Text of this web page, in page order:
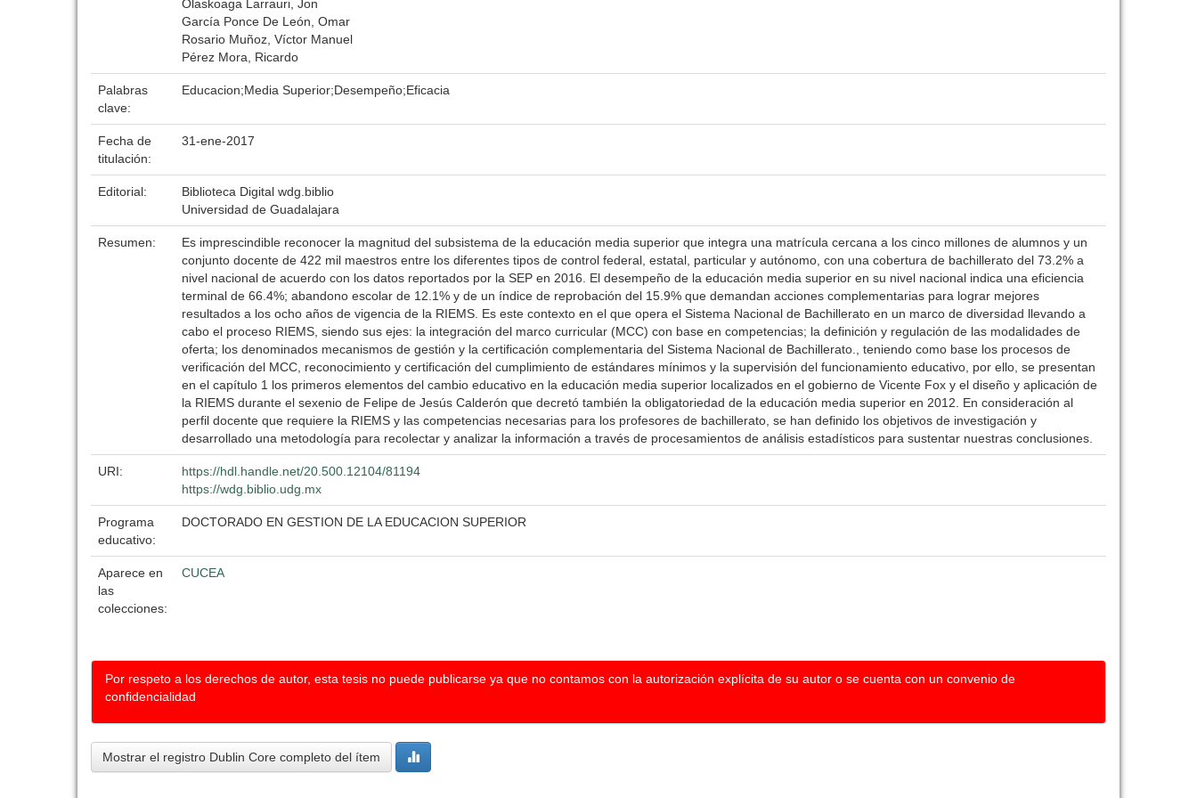
Olaskoaga Larrauri, Jon
García Ponce De León, Omar
Rosario Muñoz, Víctor Manuel
Pérez Mora, Ricardo
Palabras
clave:
Educacion;Media Superior;Desempeño;Eficacia
Fecha de
titulación:
31-ene-2017
Editorial:
Biblioteca Digital wdg.biblio
Universidad de Guadalajara
Resumen:
Es imprescindible reconocer la magnitud del subsistema de la educación media superior que integra una matrícula cercana a los cinco millones de alumnos y un
conjunto docente de 422 mil maestros entre los diferentes tipos de control federal, estatal, particular y autónomo, con una cobertura de bachillerato del 73.2% a
nivel nacional de acuerdo con los datos reportados por la SEP en 2016. El desempeño de la educación media superior en su nivel nacional indica una eficiencia
terminal de 66.4%; abandono escolar de 12.1% y de un índice de reprobación del 15.9% que demandan acciones complementarias para lograr mejores
resultados a los ocho años de vigencia de la RIEMS. Es este contexto en el que opera el Sistema Nacional de Bachillerato en un marco de diversidad llevando a
cabo el proceso RIEMS, siendo sus ejes: la integración del marco curricular (MCC) con base en competencias; la definición y regulación de las modalidades de
oferta; los denominados mecanismos de gestión y la certificación complementaria del Sistema Nacional de Bachillerato., teniendo como base los procesos de
verificación del MCC, reconocimiento y certificación del cumplimiento de estándares mínimos y la supervisión del funcionamiento educativo, por ello, se presentan
en el capítulo 1 los primeros elementos del cambio educativo en la educación media superior localizados en el gobierno de Vicente Fox y el diseño y aplicación de
la RIEMS durante el sexenio de Felipe de Jesús Calderón que decretó también la obligatoriedad de la educación media superior en 2012. En consideración al
perfil docente que requiere la RIEMS y las competencias necesarias para los profesores de bachillerato, se han definido los objetivos de investigación y
desarrollado una metodología para recolectar y analizar la información a través de procesamientos de análisis estadísticos para sustentar nuestras conclusiones.
URI:
https://hdl.handle.net/20.500.12104/81194
https://wdg.biblio.udg.mx
Programa
educativo:
DOCTORADO EN GESTION DE LA EDUCACION SUPERIOR
Aparece en
las
colecciones:
CUCEA
Por respeto a los derechos de autor, esta tesis no puede publicarse ya que no contamos con la autorización explícita de su autor o se cuenta con un convenio de
confidencialidad
Mostrar el registro Dublin Core completo del ítem